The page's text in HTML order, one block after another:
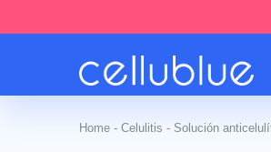
Home - Celulitis - Solución